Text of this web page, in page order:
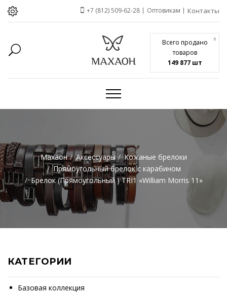
Всего продано
товаров
149 877 шт
x
+7 (812) 509-62-28 Оптовикам Контакты
Махаон Аксессуары
Кожаные брелоки
Прямоугольный брелок с карабином
Брелок (Прямоугольный ) TRI1 «William Morris 11»
КАТЕГОРИИ
Базовая коллекция